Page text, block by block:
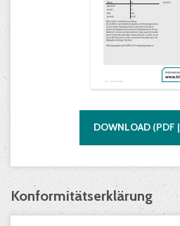
DOWNLOAD (PDF |
Konformitätserklärung